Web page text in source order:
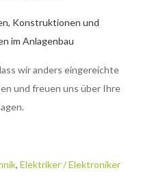
Konstruktionen und
im Anlagenbau
wir anders eingereichte
und freuen uns über Ihre
, Elektriker / Elektroniker